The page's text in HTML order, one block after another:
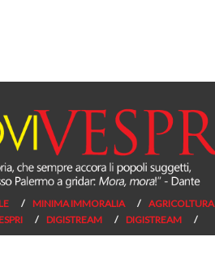
MINIMA IMMORALIA AGRICOLTURA
DIGISTREAM DIGISTREAM